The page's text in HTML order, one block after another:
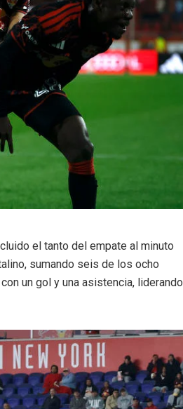
el tanto del empate al minuto
sumando seis de los ocho
un gol y una asistencia, liderando